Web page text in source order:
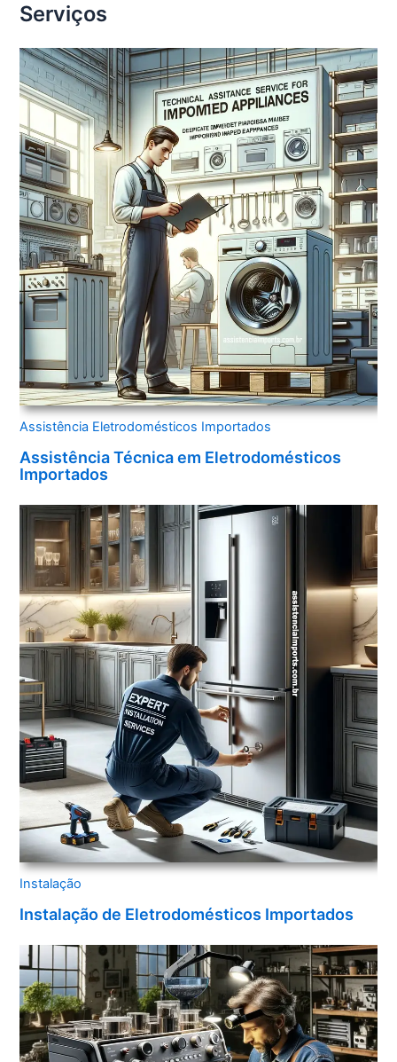
Serviços
Assistência Eletrodomésticos Importados
Assistência Técnica em Eletrodomésticos
Importados
Instalação
Instalação de Eletrodomésticos Importados